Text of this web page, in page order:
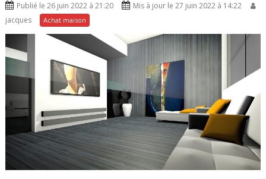
Publié le 26 juin 2022 à 21:20
Mis à jour le 27 juin 2022 à 14:22
jacques
Achat maison